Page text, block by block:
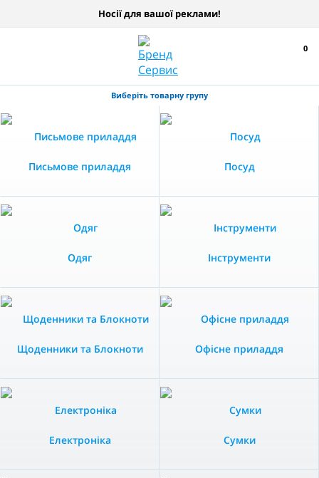
Носії для вашої реклами!
0
Виберіть товарну групу
Письмове приладдя Посуд
Одяг Інструменти
Щоденники та Блокноти Офісне приладдя
Електроніка Сумки